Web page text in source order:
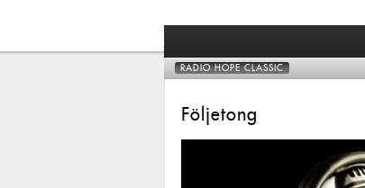
RADIO HOPE CLASSIC
Följetong